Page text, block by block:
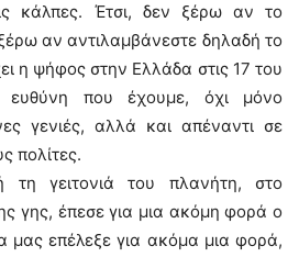
κάλπες. Έτσι, δεν ξέρω αν το
αν αντιλαμβάνεστε δηλαδή το
η ψήφος στην Ελλάδα στις 17 του
ευθύνη που έχουμε, όχι μόνο
γενιές, αλλά και απέναντι σε
πολίτες.
τη γειτονιά του πλανήτη, στο
γης, έπεσε για μια ακόμη φορά ο
μας επέλεξε για ακόμα μια φορά,